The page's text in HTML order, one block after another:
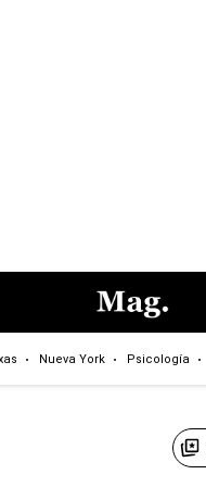
Nueva York Psicología